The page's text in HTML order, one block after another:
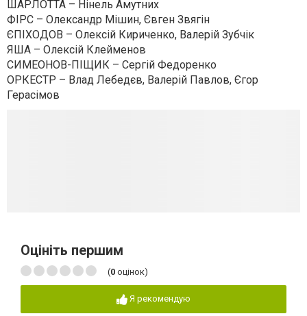
ШАРЛОТТА – Нінель Амутних
ФІРС – Олександр Мішин, Євген Звягін
ЄПІХОДОВ – Олексій Кириченко, Валерій Зубчік
ЯША – Олексій Клейменов
СИМЕОНОВ-ПІЩИК – Сергій Федоренко
ОРКЕСТР – Влад Лебедєв, Валерій Павлов, Єгор
Герасімов
Оцініть першим
(0 оцінок)
Я рекомендую